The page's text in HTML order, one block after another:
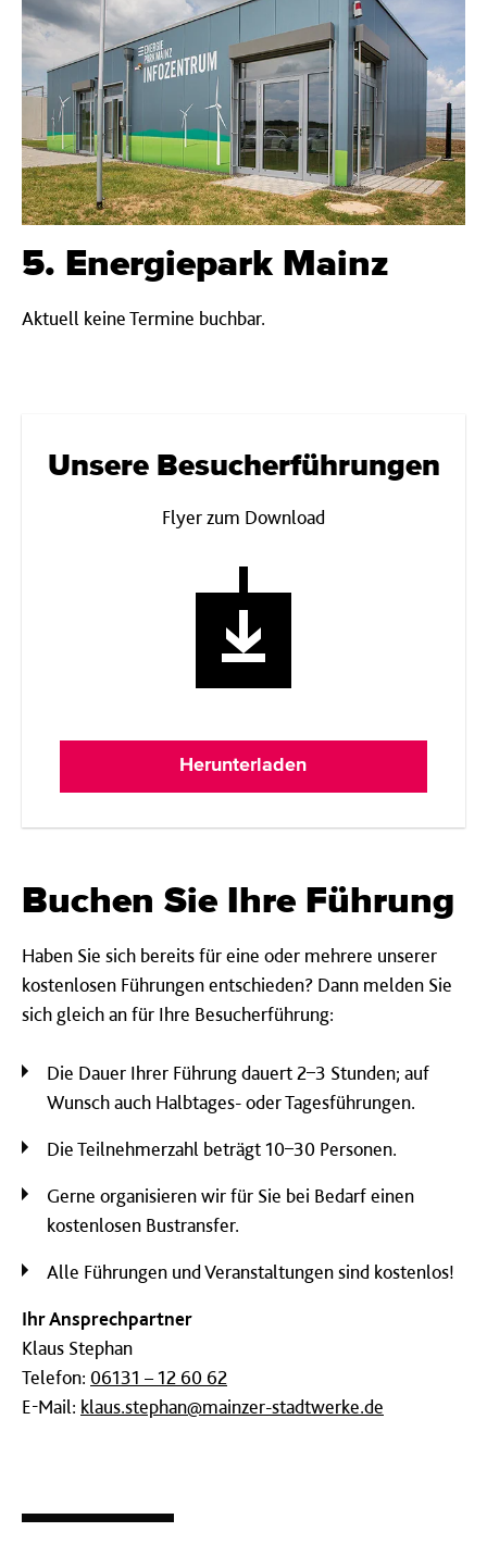
5. Energiepark Mainz
Aktuell keine Termine buchbar.
Unsere Besucherführungen
Flyer zum Download
Herunterladen
Buchen Sie Ihre Führung
Haben Sie sich bereits für eine oder mehrere unserer
kostenlosen Führungen entschieden? Dann melden Sie
sich gleich an für Ihre Besucherführung:
Die Dauer Ihrer Führung dauert 2–3 Stunden; auf
Wunsch auch Halbtages- oder Tagesführungen.
Die Teilnehmerzahl beträgt 10–30 Personen.
Gerne organisieren wir für Sie bei Bedarf einen
kostenlosen Bustransfer.
Alle Führungen und Veranstaltungen sind kostenlos!
Ihr Ansprechpartner
Klaus Stephan
Telefon: 06131 – 12 60 62
E-Mail: klaus.stephan@mainzer-stadtwerke.de